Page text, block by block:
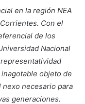
en la región NEA
Con el
de los
Nacional
objeto de
necesario para
generaciones.